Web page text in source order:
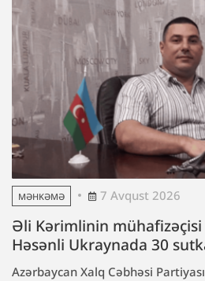
MƏHKƏMƏ 7 Avqust 2026
Əli Kərimlinin
Həsənli Ukraynada 30
Azərbaycan Xalq Cəbhəsi